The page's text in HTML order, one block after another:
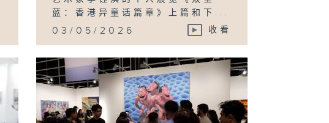
蓝：香港异童话篇章》上篇和下...
03/05/2026 收看